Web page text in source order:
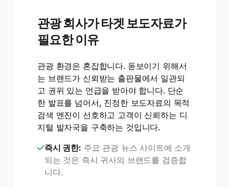
관광 회사가 타겟 보도자료가
필요한 이유
관광 환경은 혼잡합니다. 돋보이기 위해서
는 브랜드가 신뢰받는 출판물에서 일관되
고 권위 있는 언급을 받아야 합니다. 단순
한 발표를 넘어서, 진정한 보도자료의 목적
검색 엔진이 선호하고 고객이 신뢰하는 디
지털 발자국을 구축하는 것입니다.
즉시 권한: 주요 관광 뉴스 사이트에 소개
되는 것은 즉시 귀사의 브랜드를 검증합
니다.